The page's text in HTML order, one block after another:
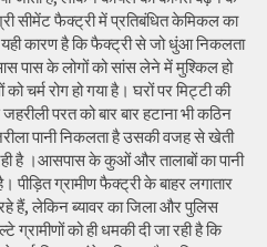
सीमेंट फैक्ट्री में प्रतिबंधित केमिकल का
कारण है कि फैक्ट्री से जो धुंआ निकलता
पास के लोगों को सांस लेने में मुश्किल हो
चर्म रोग हो गया है। घरों पर मिट्टी की
परत को बार बार हटाना भी कठिन
पानी निकलता है उसकी वजह से खेती
है ।आसपास के कुओं और तालाबों का पानी
पीड़ित ग्रामीण फैक्ट्री के बाहर लगातार
हैं, लेकिन ब्यावर का जिला और पुलिस
को ही धमकी दी जा रही है कि